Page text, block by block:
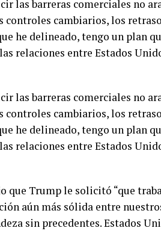
las barreras comerciales no
controles cambiarios, los
he delineado, tengo un plan
relaciones entre Estados
las barreras comerciales no
controles cambiarios, los
he delineado, tengo un plan
relaciones entre Estados
que Trump le solicitó “que
aún más sólida entre
sin precedentes. Estados